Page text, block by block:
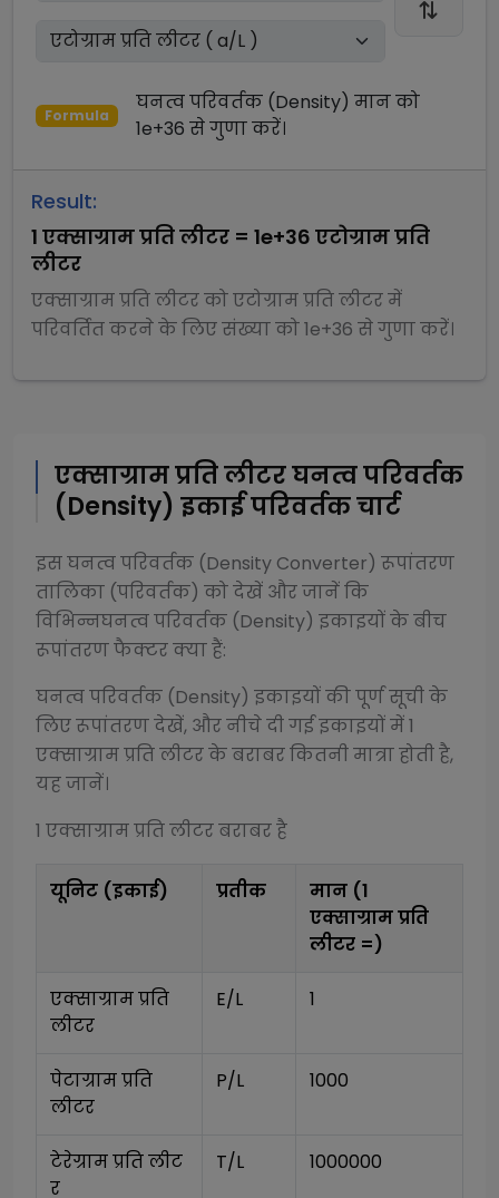
Formula
घनत्व परिवर्तक (Density) मान को
1e+36 सेगुणाकरें।
Result:
1 एक्साग्राम प्रति लीटर = 1e+36 एटोग्राम प्रति
लीटर
एक्साग्राम प्रति लीटरकोएटोग्राम प्रति लीटरमें
परिवर्तित करने के लिए संख्या को1e+36 सेगुणाकरें।
एक्साग्राम प्रति लीटरघनत्व परिवर्तक
(Density) इकाई परिवर्तक चार्ट
इसघनत्व परिवर्तक (Density Converter) रूपांतरण
तालिका (परिवर्तक) को देखें और जानें कि
विभिन्नघनत्व परिवर्तक (Density) इकाइयों के बीच
रूपांतरण फैक्टर क्या हैं:
घनत्व परिवर्तक (Density) इकाइयों की पूर्ण सूची के
लिए रूपांतरण देखें, और नीचे दी गई इकाइयों में 1
एक्साग्राम प्रति लीटरके बराबर कितनी मात्रा होती है,
यह जानें।
1 एक्साग्राम प्रति लीटरबराबर है
यूनिट (इकाई) प्रतीक
मान (1
एक्साग्राम प्रति
लीटर =)
एक्साग्राम प्रति
लीटर
E/L 1
पेटाग्राम प्रति
लीटर
P/L 1000
टेरेग्राम प्रति लीट
र
T/L 1000000